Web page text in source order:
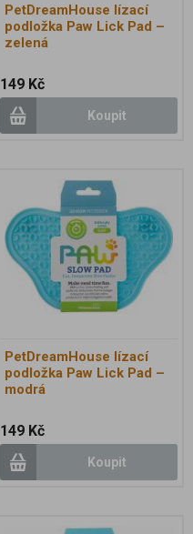
PetDreamHouse lízací
podložka Paw Lick Pad –
zelená
149 Kč
Koupit
PetDreamHouse lízací
podložka Paw Lick Pad –
modrá
149 Kč
Koupit